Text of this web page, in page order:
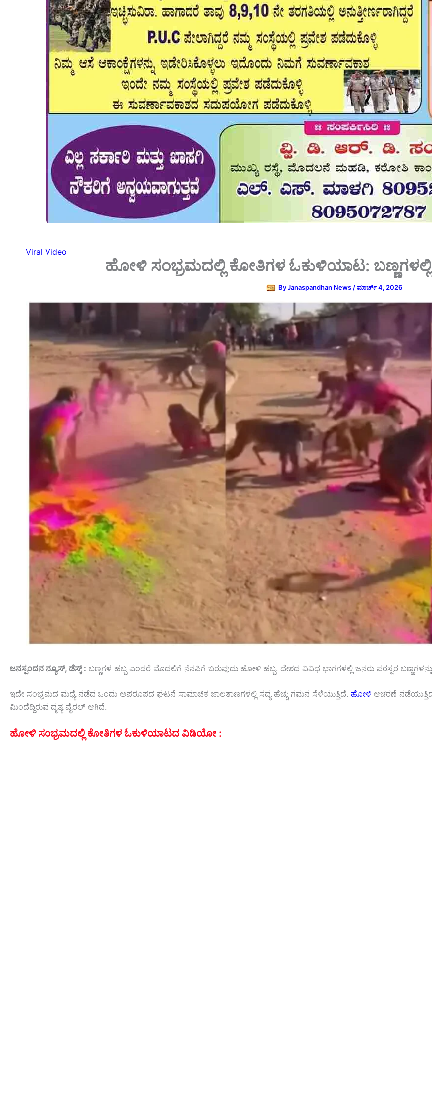
Viral Video
ಹೋಳಿ ಸಂಭ್ರಮದಲ್ಲಿ ಕೋತಿಗಳ ಓಕುಳಿಯಾಟ: ಬಣ್ಣಗಳಲ್ಲಿ
ByJanaspandhan News/ಮಾರ್ಚ್ 4, 2026
ಜನಸ್ಪಂದನ ನ್ಯೂಸ್, ಡೆಸ್ಕ್ : ಬಣ್ಣಗಳ ಹಬ್ಬ ಎಂದರೆ ಮೊದಲಿಗೆ ನೆನಪಿಗೆ ಬರುವುದು ಹೋಳಿ ಹಬ್ಬ. ದೇಶದ ವಿವಿಧ ಭಾಗಗಳಲ್ಲಿ ಜನರು ಪರಸ್ಪರ
ಇದೇ ಸಂಭ್ರಮದ ಮಧ್ಯೆ ನಡೆದ ಒಂದು ಅಪರೂಪದ ಘಟನೆ ಸಾಮಾಜಿಕ ಜಾಲತಾಣಗಳಲ್ಲಿ ಸದ್ಯ ಹೆಚ್ಚು ಗಮನ ಸೆಳೆಯುತ್ತಿದೆ. ಹೋಳಿ ಆಚರಣೆ
ಮಿಂದೆದ್ದಿರುವ ದೃಶ್ಯ ವೈರಲ್ ಆಗಿದೆ.
ಹೋಳಿ ಸಂಭ್ರಮದಲ್ಲಿ ಕೋತಿಗಳ ಓಕುಳಿಯಾಟದ ವಿಡಿಯೋ :